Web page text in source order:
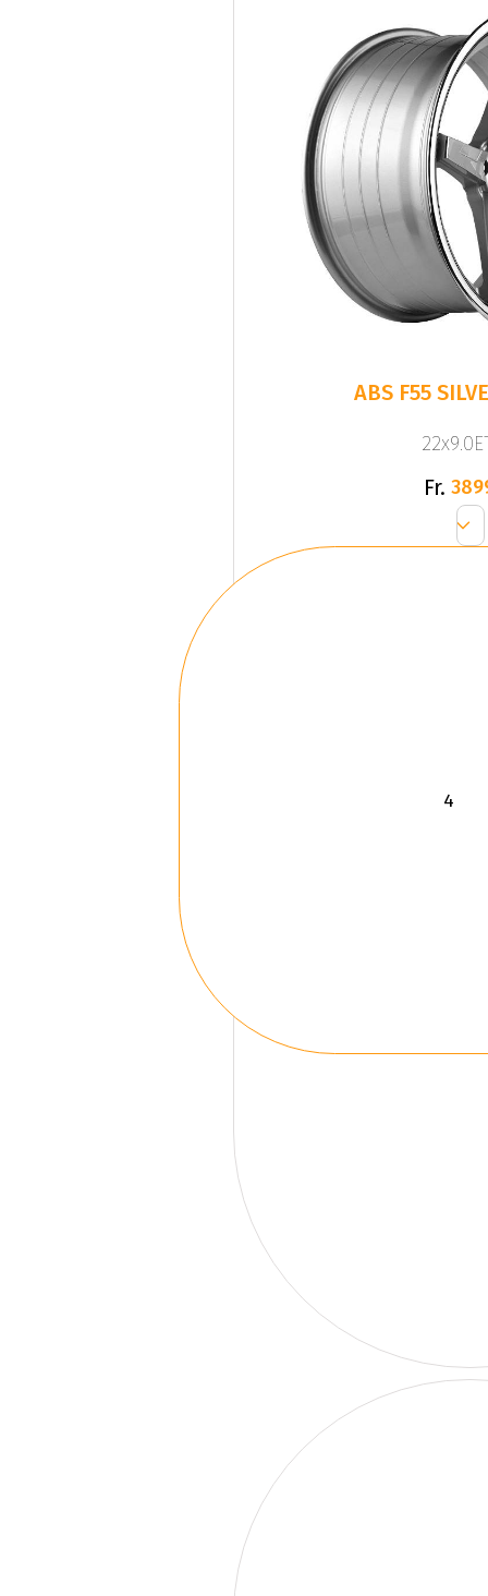
ABS F55
Fr.